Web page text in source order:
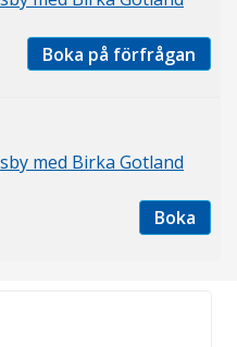
Boka på förfrågan
med Birka Gotland
Boka